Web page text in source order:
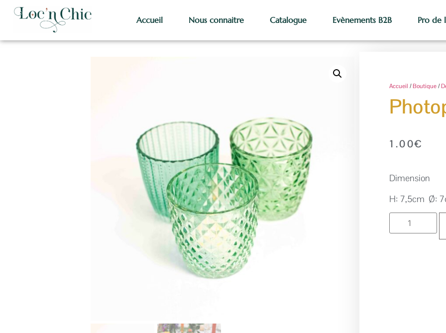
Accueil Nous connaitre Catalogue Evènements B2B Pro de
Accueil /Boutique/
1.00€
Dimension
H: 7,5cm Ø: